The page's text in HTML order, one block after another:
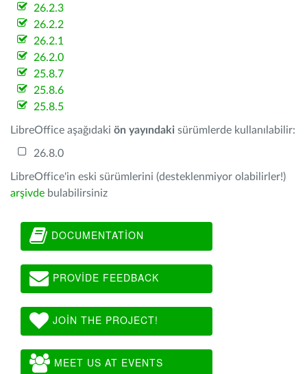
26.2.3
26.2.2
26.2.1
26.2.0
25.8.7
25.8.6
25.8.5
LibreOffice aşağıdaki ön yayındaki sürümlerde kullanılabilir:
26.8.0
LibreOffice'in eski sürümlerini (desteklenmiyor olabilirler!)
arşivde bulabilirsiniz
DOCUMENTATION
PROVIDE FEEDBACK
JOIN THE PROJECT!
MEET US AT EVENTS